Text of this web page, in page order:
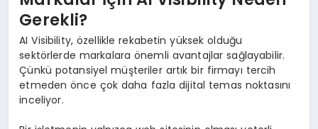
Gerekli?
AI Visibility, özellikle rekabetin yüksek olduğu
sektörlerde markalara önemli avantajlar sağlayabilir.
Çünkü potansiyel müşteriler artık bir firmayı tercih
etmeden önce çok daha fazla dijital temas noktasını
inceliyor.